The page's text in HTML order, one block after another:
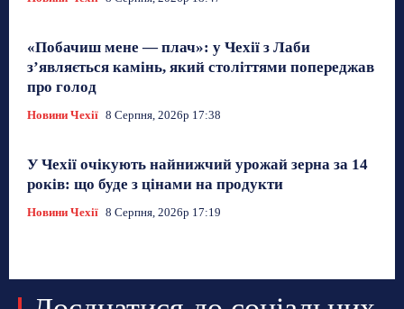
«Побачиш мене — плач»: у Чехії з Лаби
з’являється камінь, який століттями попереджав
про голод
Новини Чехії 8 Серпня, 2026р 17:38
У Чехії очікують найнижчий урожай зерна за 14
років: що буде з цінами на продукти
Новини Чехії 8 Серпня, 2026р 17:19